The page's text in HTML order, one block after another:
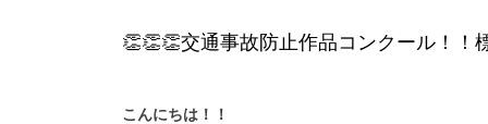
👏👏👏交通事故防止作品コンクール！！
こんにちは！！